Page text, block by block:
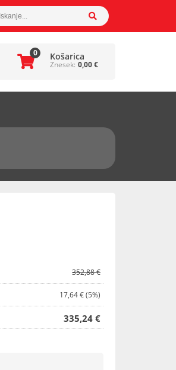
Košarica
0
Znesek: 0,00€
352,88 €
17,64 € (5%)
335,24 €